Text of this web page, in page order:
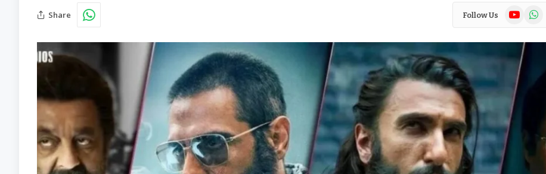
Share Follow Us YouTube